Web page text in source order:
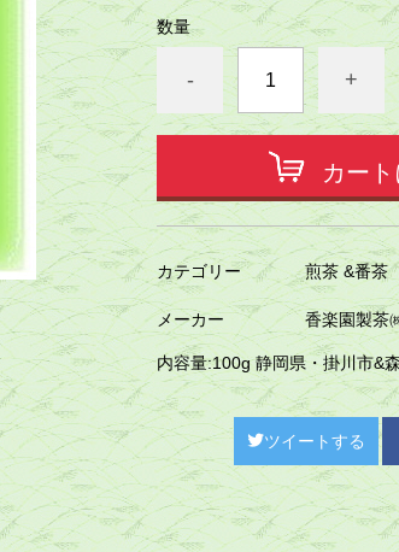
数量
- +
カー
カテゴリー 煎茶 &番茶
メーカー 香楽園製茶
内容量:100g 静岡県・掛川市&
ツイートする